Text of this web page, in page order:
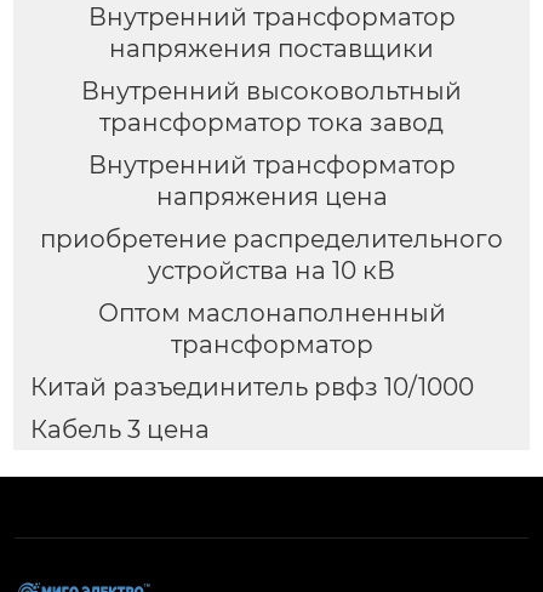
Внутренний трансформатор
напряжения поставщики
Внутренний высоковольтный
трансформатор тока завод
Внутренний трансформатор
напряжения цена
приобретение распределительного
устройства на 10 кВ
Оптом маслонаполненный
трансформатор
Китай разъединитель рвфз 10/1000
Кабель 3 цена